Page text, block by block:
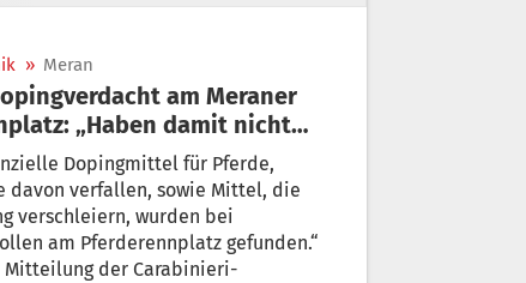
» Meran
„Haben damit nichts
Dopingmittel für Pferde,
sowie Mittel, die
verschleiern, wurden bei
am Pferderennplatz gefunden.“
Mitteilung der Carabinieri-